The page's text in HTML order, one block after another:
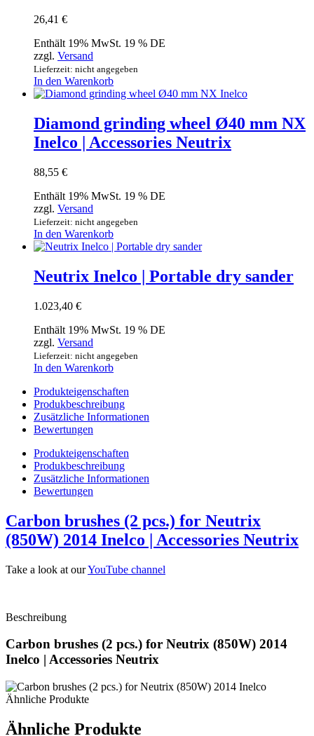
26,41 €
Enthält 19% MwSt. 19 % DE
zzgl. Versand
Lieferzeit: nicht angegeben
In den Warenkorb
Diamond grinding wheel Ø40 mm NX
Inelco | Accessories Neutrix
88,55 €
Enthält 19% MwSt. 19 % DE
zzgl. Versand
Lieferzeit: nicht angegeben
In den Warenkorb
Neutrix Inelco | Portable dry sander
1.023,40 €
Enthält 19% MwSt. 19 % DE
zzgl. Versand
Lieferzeit: nicht angegeben
In den Warenkorb
Produkteigenschaften
Produkbeschreibung
Zusätzliche Informationen
Bewertungen
Produkteigenschaften
Produkbeschreibung
Zusätzliche Informationen
Bewertungen
Carbon brushes (2 pcs.) for Neutrix
(850W) 2014 Inelco | Accessories Neutrix
Take a look at ourYouTube channel
Beschreibung
Carbon brushes (2 pcs.) for Neutrix (850W) 2014
Inelco | Accessories Neutrix
Ähnliche Produkte
Ähnliche Produkte